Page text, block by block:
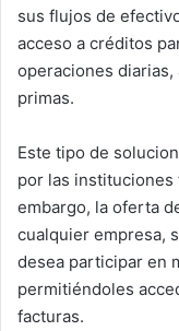
sus flujos de
acceso a créditos
operaciones diarias,
primas.
Este tipo de
por las instituciones
embargo, la oferta
cualquier empresa,
desea participar en
permitiéndoles
facturas.